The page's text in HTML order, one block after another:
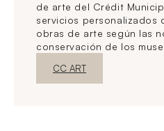
de arte del Crédit
servicios personalizados
obras de arte según las
conservación de los
Nueva ventanaDescubrir
CC ART